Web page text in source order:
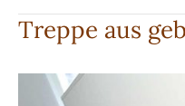
Jungendstil
Treppe aus